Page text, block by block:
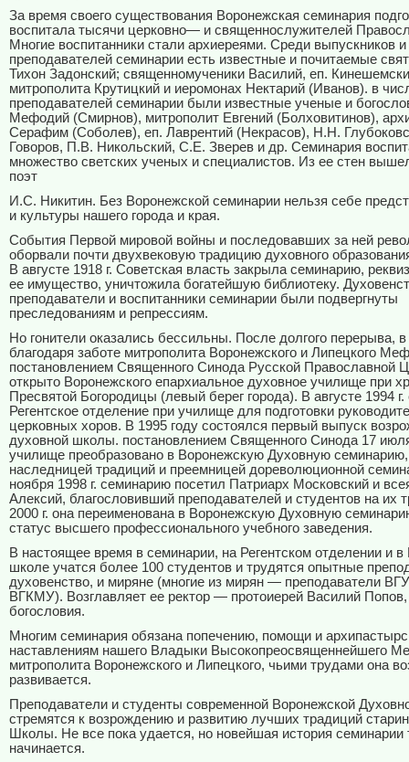
За время своего существования Воронежская семинария
воспитала тысячи церковно— и священнослужителей
Многие воспитанники стали архиереями. Среди выпускников и
преподавателей семинарии есть известные и почитаемые
Тихон Задонский; священномученики Василий, еп.
митрополита Крутицкий и иеромонах Нектарий (Иванов). в
преподавателей семинарии были известные ученые и
Мефодий (Смирнов), митрополит Евгений (Болховитинов),
Серафим (Соболев), еп. Лаврентий (Некрасов), Н.Н.
Говоров, П.В. Никольский, С.Е. Зверев и др. Семинария
множество светских ученых и специалистов. Из ее стен
поэт
И.С. Никитин. Без Воронежской семинарии нельзя себе
и культуры нашего города и края.
События Первой мировой войны и последовавших за ней
оборвали почти двухвековую традицию духовного
В августе 1918 г. Советская власть закрыла семинарию,
ее имущество, уничтожила богатейшую библиотеку.
преподаватели и воспитанники семинарии были подвергнуты
преследованиям и репрессиям.
Но гонители оказались бессильны. После долгого перерыва, в
благодаря заботе митрополита Воронежского и Липецкого
постановлением Священного Синода Русской Православной
открыто Воронежского епархиальное духовное училище при
Пресвятой Богородицы (левый берег города). В августе 1994 г.
Регентское отделение при училище для подготовки
церковных хоров. В 1995 году состоялся первый выпуск
духовной школы. постановлением Священного Синода 17
училище преобразовано в Воронежскую Духовную
наследницей традиций и преемницей дореволюционной
ноября 1998 г. семинарию посетил Патриарх Московский и
Алексий, благословивший преподавателей и студентов на их
2000 г. она переименована в Воронежскую Духовную
статус высшего профессионального учебного заведения.
В настоящее время в семинарии, на Регентском отделении и в
школе учатся более 100 студентов и трудятся опытные
духовенство, и миряне (многие из мирян — преподаватели
ВГКМУ). Возглавляет ее ректор — протоиерей Василий Попов,
богословия.
Многим семинария обязана попечению, помощи и
наставлениям нашего Владыки Высокопреосвященнейшего
митрополита Воронежского и Липецкого, чьими трудами она
развивается.
Преподаватели и студенты современной Воронежской
стремятся к возрождению и развитию лучших традиций
Школы. Не все пока удается, но новейшая история семинарии
начинается.